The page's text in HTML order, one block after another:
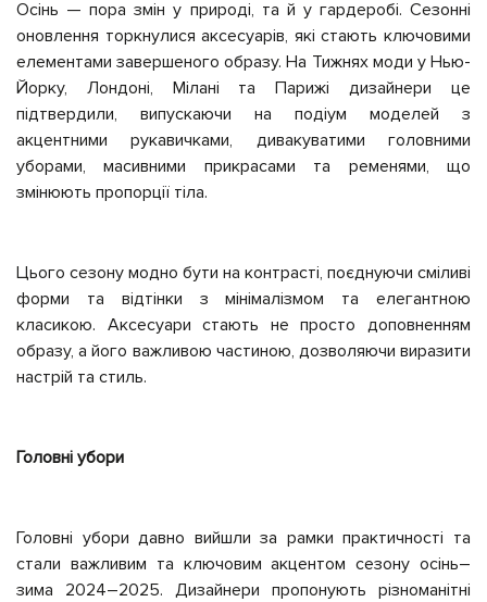
Осінь — пора змін у природі, та й у гардеробі. Сезонні
оновлення торкнулися аксесуарів, які стають ключовими
елементами завершеного образу. На Тижнях моди у Нью-
Йорку, Лондоні, Мілані та Парижі дизайнери це
підтвердили, випускаючи на подіум моделей з
акцентними рукавичками, дивакуватими головними
уборами, масивними прикрасами та ременями, що
змінюють пропорції тіла.
Цього сезону модно бути на контрасті, поєднуючи сміливі
форми та відтінки з мінімалізмом та елегантною
класикою. Аксесуари стають не просто доповненням
образу, а його важливою частиною, дозволяючи виразити
настрій та стиль.
Головні убори
Головні убори давно вийшли за рамки практичності та
стали важливим та ключовим акцентом сезону осінь–
зима 2024–2025. Дизайнери пропонують різноманітні